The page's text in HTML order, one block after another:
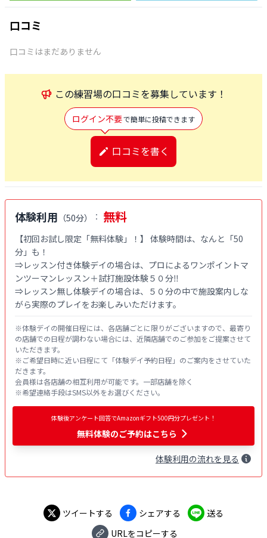
口コミ
口コミはまだありません
この練習場の口コミを募集しています！
ログイン不要で簡単に投稿できます
口コミを書く
体験利用 （50分） ： 無料
【初回お試し限定「無料体験」！】 体験時間は、なんと「50
分」も！
⇒レッスン付き体験デイの場合は、プロによるワンポイントマ
ンツーマンレッスン＋試打施設体験５０分‼
⇒レッスン無し体験デイの場合は、５０分の中で施設案内しな
がら実際のプレイをお楽しみいただけます。
※体験デイの開催日程には、各店舗ごとに限りがございますので、最寄り
の店舗での日程が調わない場合には、近隣店舗でのご参加をご提案させて
いただきます。
※ご希望日時に近い日程にて「体験デイ予約日程」のご案内をさせていた
だきます。
会員様は各店舗の相互利用が可能です。一部店舗を除く
※希望連絡手段はSMS以外をお選びください。
体験後アンケート回答でAmazonギフト500円分プレゼント！
無料体験のご予約はこちら
体験利用の流れを見る
ツイートする シェアする
送る
URLをコピーする